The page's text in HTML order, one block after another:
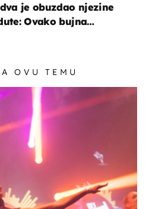
je obuzdao njezine
Ovako bujna
OVU TEMU